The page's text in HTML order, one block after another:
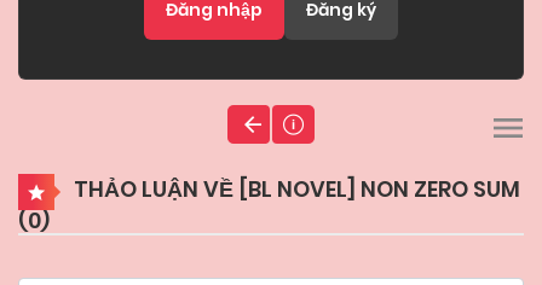
Đăng nhập Đăng ký
THẢO LUẬN VỀ [BL NOVEL] NON ZERO SUM
(0)